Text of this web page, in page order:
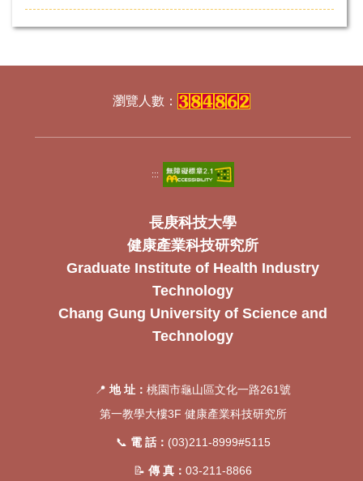
:::
長庚科技大學
健康產業科技研究所
Graduate Institute of Health Industry
Technology
Chang Gung University of Science and
Technology
📍 地 址： 桃園市龜山區文化一路261號
第一教學大樓3F 健康產業科技研究所
📞 電 話： (03)211-8999#5115
📝 傳 真： 03-211-8866